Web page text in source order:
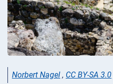
Norbert Nagel , CC BY-SA 3.0